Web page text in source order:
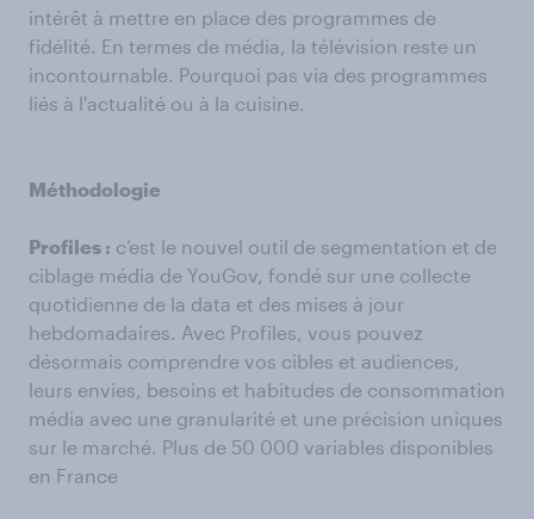
intérêt à mettre en place des programmes de
fidélité. En termes de média, la télévision reste un
incontournable. Pourquoi pas via des programmes
liés à l'actualité ou à la cuisine.
Méthodologie
Profiles : c’est le nouvel outil de segmentation et de
ciblage média de YouGov, fondé sur une collecte
quotidienne de la data et des mises à jour
hebdomadaires. Avec Profiles, vous pouvez
désormais comprendre vos cibles et audiences,
leurs envies, besoins et habitudes de consommation
média avec une granularité et une précision uniques
sur le marché. Plus de 50 000 variables disponibles
en France